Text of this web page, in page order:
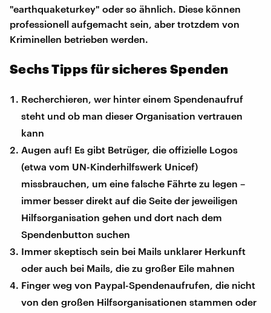
"earthquaketurkey" oder so ähnlich. Diese können
professionell aufgemacht sein, aber trotzdem von
Kriminellen betrieben werden.
Sechs Tipps für sicheres Spenden
Recherchieren, wer hinter einem Spendenaufruf
steht und ob man dieser Organisation vertrauen
kann
Augen auf! Es gibt Betrüger, die offizielle Logos
(etwa vom UN-Kinderhilfswerk Unicef)
missbrauchen, um eine falsche Fährte zu legen –
immer besser direkt auf die Seite der jeweiligen
Hilfsorganisation gehen und dort nach dem
Spendenbutton suchen
Immer skeptisch sein bei Mails unklarer Herkunft
oder auch bei Mails, die zu großer Eile mahnen
Finger weg von Paypal-Spendenaufrufen, die nicht
von den großen Hilfsorganisationen stammen oder